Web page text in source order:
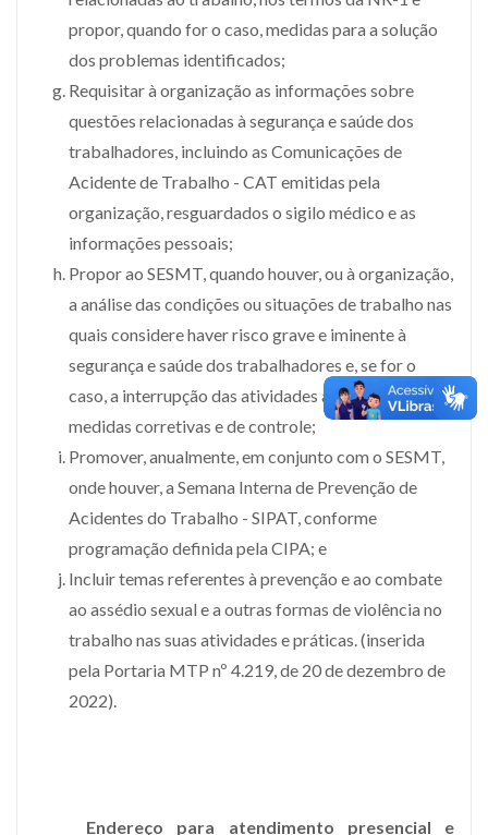
propor, quando for o caso, medidas para a solução
dos problemas identificados;
Requisitar à organização as informações sobre
questões relacionadas à segurança e saúde dos
trabalhadores, incluindo as Comunicações de
Acidente de Trabalho - CAT emitidas pela
organização, resguardados o sigilo médico e as
informações pessoais;
Propor ao SESMT, quando houver, ou à organização,
a análise das condições ou situações de trabalho nas
quais considere haver risco grave e iminente à
segurança e saúde dos trabalhadores e, se for o
caso, a interrupção das atividades até a adoção das
medidas corretivas e de controle;
Promover, anualmente, em conjunto com o SESMT,
onde houver, a Semana Interna de Prevenção de
Acidentes do Trabalho - SIPAT, conforme
programação definida pela CIPA; e
Incluir temas referentes à prevenção e ao combate
ao assédio sexual e a outras formas de violência no
trabalho nas suas atividades e práticas. (inserida
pela Portaria MTP nº 4.219, de 20 de dezembro de
2022).
Endereço para atendimento presencial e